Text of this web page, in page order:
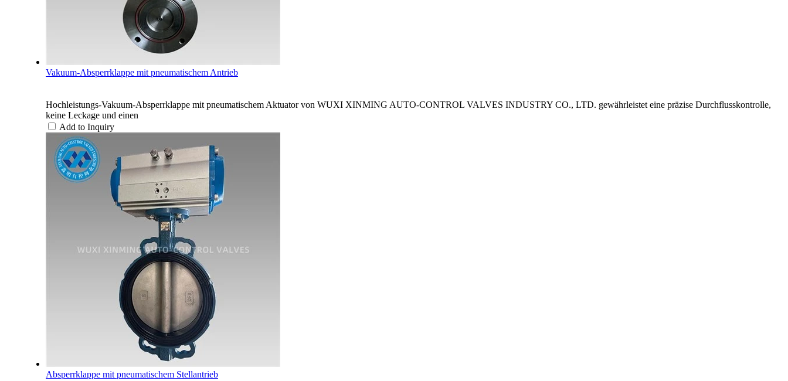
Vakuum-Absperrklappe mit pneumatischem Antrieb
Hochleistungs-Vakuum-Absperrklappe mit pneumatischem Aktuator von WUXI XINMING AUTO-CONTROL VALVES INDUSTRY CO., LTD. gewährleistet eine präzise Durchflusskontrolle,
keine Leckage und einen
Add to Inquiry
Absperrklappe mit pneumatischem Stellantrieb